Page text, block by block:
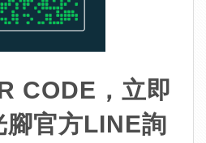
CODE，立即
腳官方LINE詢